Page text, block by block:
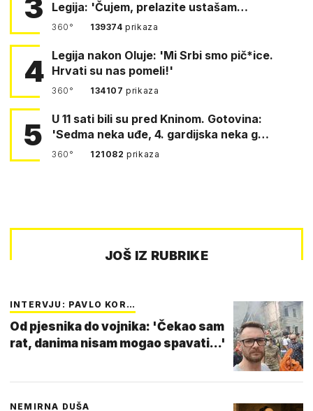
Legija: 'Čujem, prelazite ustašam…
360° 139374prikaza
4 Legija nakon Oluje: 'Mi Srbi smo pič*ice.
Hrvati su nas pomeli!'
360° 134107prikaza
5
U 11 sati bili su pred Kninom. Gotovina:
'Sedma neka uđe, 4. gardijska neka g…
360° 121082prikaza
JOŠ IZ RUBRIKE
INTERVJU: PAVLO KOR…
Od pjesnika do vojnika: 'Čekao sam
rat, danima nisam mogao spavati...'
NEMIRNA DUŠA